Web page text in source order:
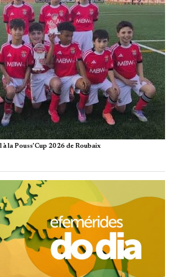
la Pouss’Cup 2026 de Roubaix